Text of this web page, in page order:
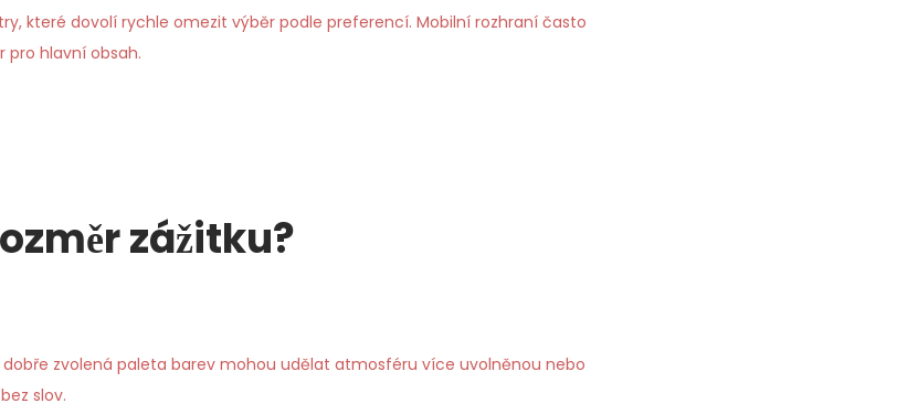
které dovolí rychle omezit výběr podle preferencí. Mobilní rozhraní často
pro hlavní obsah.
zážitku?
zvolená paleta barev mohou udělat atmosféru více uvolněnou nebo
slov.